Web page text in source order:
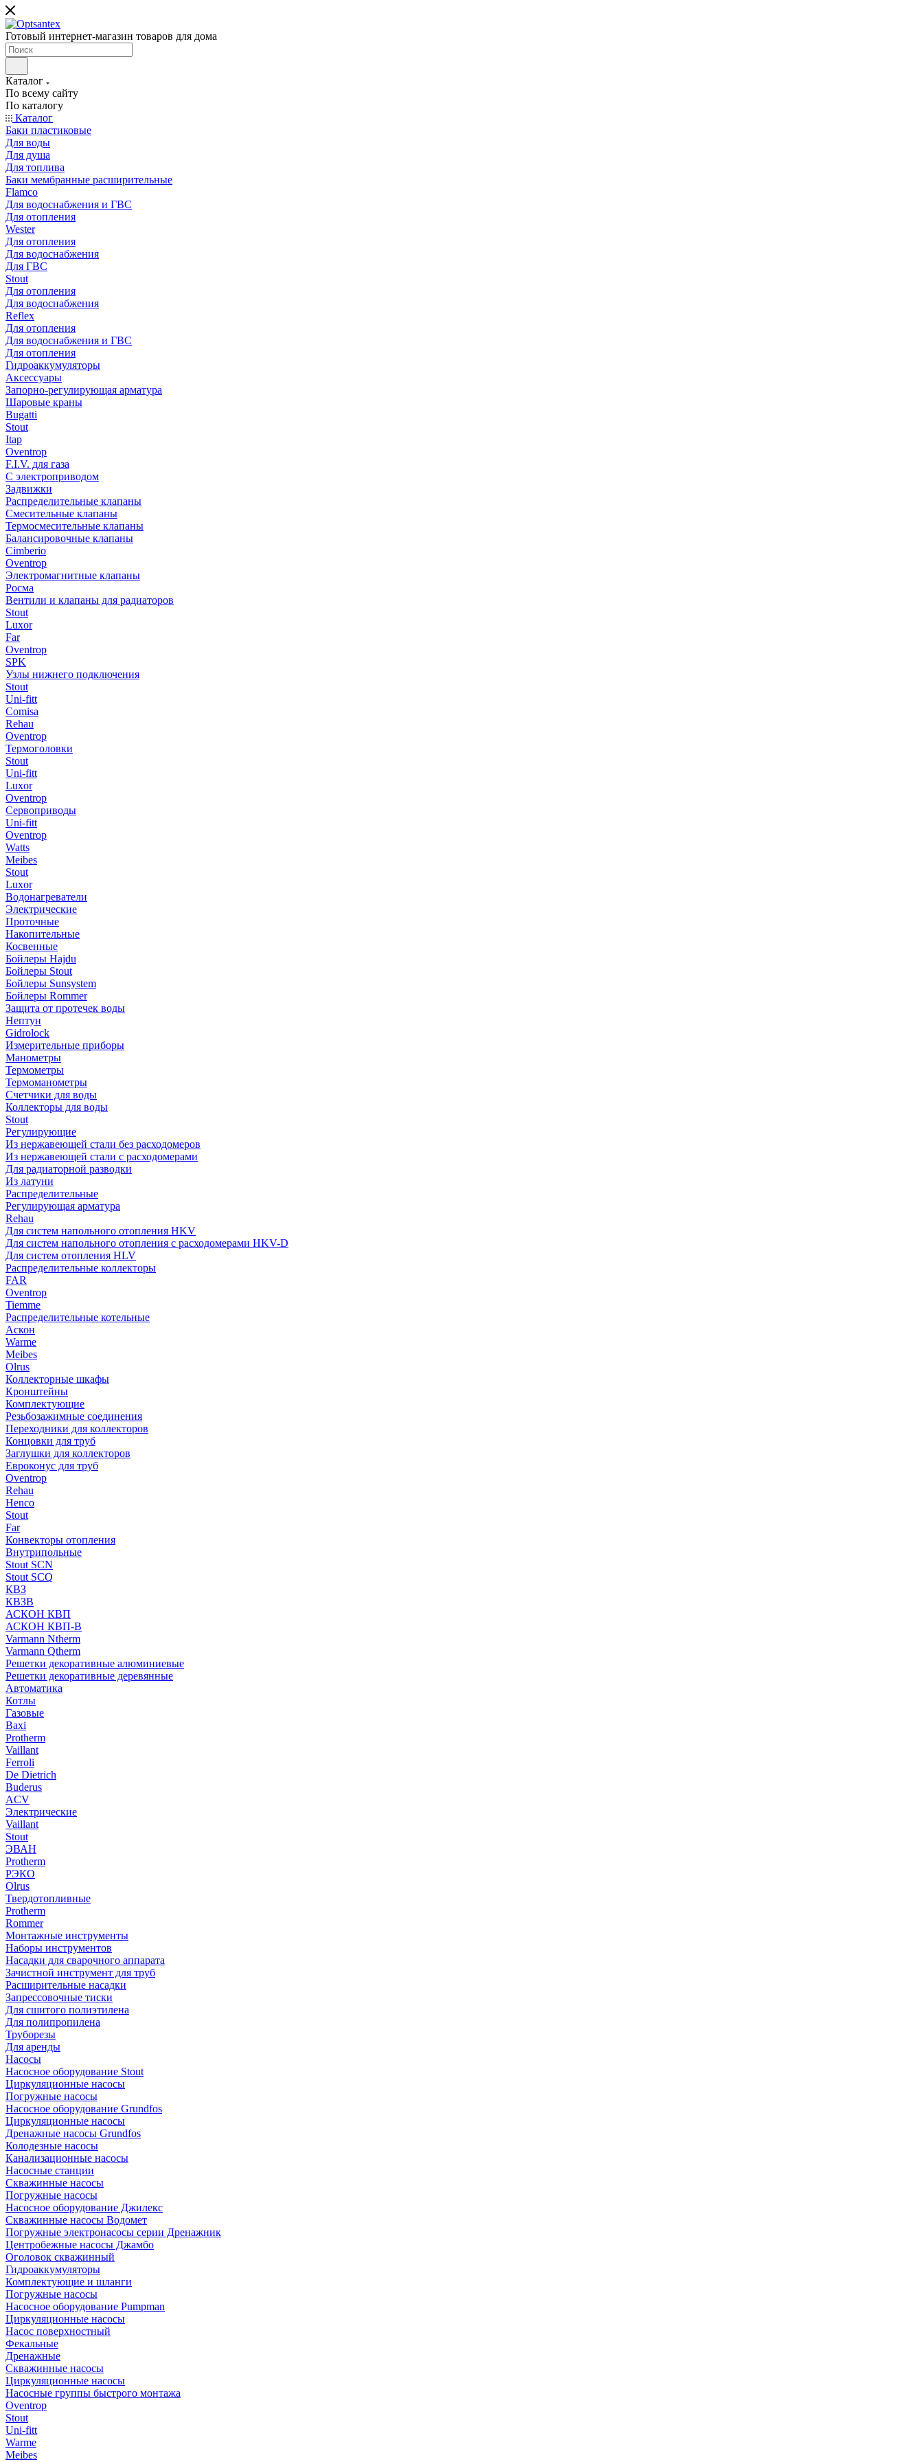
Готовый интернет-магазин товаров для дома
Каталог
По всему сайту
По каталогу
Каталог
Баки пластиковые
Для воды
Для душа
Для топлива
Баки мембранные расширительные
Flamco
Для водоснабжения и ГВС
Для отопления
Wester
Для отопления
Для водоснабжения
Для ГВС
Stout
Для отопления
Для водоснабжения
Reflex
Для отопления
Для водоснабжения и ГВС
Для отопления
Гидроаккумуляторы
Аксессуары
Запорно-регулирующая арматура
Шаровые краны
Bugatti
Stout
Itap
Oventrop
F.I.V. для газа
С электроприводом
Задвижки
Распределительные клапаны
Cмесительные клапаны
Термосмесительные клапаны
Балансировочные клапаны
Cimberio
Oventrop
Электромагнитные клапаны
Росма
Вентили и клапаны для радиаторов
Stout
Luxor
Far
Oventrop
SPK
Узлы нижнего подключения
Stout
Uni-fitt
Comisa
Rehau
Oventrop
Термоголовки
Stout
Uni-fitt
Luxor
Oventrop
Сервоприводы
Uni-fitt
Oventrop
Watts
Meibes
Stout
Luxor
Водонагреватели
Электрические
Проточные
Накопительные
Косвенные
Бойлеры Hajdu
Бойлеры Stout
Бойлеры Sunsystem
Бойлеры Rommer
Защита от протечек воды
Нептун
Gidrolock
Измерительные приборы
Манометры
Термометры
Термоманометры
Счетчики для воды
Коллекторы для воды
Stout
Регулирующие
Из нержавеющей стали без расходомеров
Из нержавеющей стали с расходомерами
Для радиаторной разводки
Из латуни
Распределительные
Регулирующая арматура
Rehau
Для систем напольного отопления HKV
Для систем напольного отопления с расходомерами HKV-D
Для систем отопления HLV
Распределительные коллекторы
FAR
Oventrop
Tiemme
Распределительные котельные
Аскон
Warme
Meibes
Olrus
Коллекторные шкафы
Кронштейны
Комплектующие
Резьбозажимные соединения
Переходники для коллекторов
Концовки для труб
Заглушки для коллекторов
Евроконус для труб
Oventrop
Rehau
Henco
Stout
Far
Конвекторы отопления
Внутрипольные
Stout SCN
Stout SCQ
КВЗ
КВЗВ
АСКОН КВП
АСКОН КВП-В
Varmann Ntherm
Varmann Qtherm
Решетки декоративные алюминиевые
Решетки декоративные деревянные
Автоматика
Котлы
Газовые
Baxi
Protherm
Vaillant
Ferroli
De Dietrich
Buderus
ACV
Электрические
Vaillant
Stout
ЭВАН
Protherm
РЭКО
Olrus
Твердотопливные
Protherm
Rommer
Монтажные инструменты
Наборы инструментов
Насадки для сварочного аппарата
Зачистной инструмент для труб
Расширительные насадки
Запрессовочные тиски
Для сшитого полиэтилена
Для полипропилена
Труборезы
Для аренды
Насосы
Насосное оборудование Stout
Циркуляционные насосы
Погружные насосы
Насосное оборудование Grundfos
Циркуляционные насосы
Дренажные насосы Grundfos
Колодезные насосы
Канализационные насосы
Насосные станции
Скважинные насосы
Погружные насосы
Насосное оборудование Джилекс
Скважинные насосы Водомет
Погружные электронасосы серии Дренажник
Центробежные насосы Джамбо
Оголовок скважинный
Гидроаккумуляторы
Комплектующие и шланги
Погружные насосы
Насосное оборудование Pumpman
Циркуляционные насосы
Насос поверхностный
Фекальные
Дренажные
Скважинные насосы
Циркуляционные насосы
Насосные группы быстрого монтажа
Oventrop
Stout
Uni-fitt
Warme
Meibes